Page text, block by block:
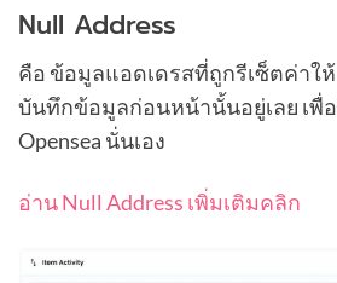
Null Address
คือ ข้อมูลแอดเดรสที่ถูกรีเซ็ตค่าใ
บันทึกข้อมูลก่อนหน้านั้นอยู่เลย เพื่
Opensea นั่นเอง
อ่าน Null Address เพิ่มเติมคลิก